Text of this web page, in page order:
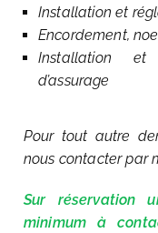
Installation et
Encordement,
Installation et
d’assurage
Pour tout autre
nous contacter par
Sur réservation
minimum à